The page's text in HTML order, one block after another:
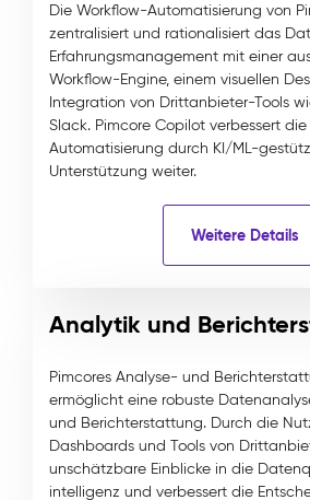
Die Workflow-Automatisierung von
zentralisiert und rationalisiert das
Erfahrungsmanagement mit einer
Workflow-Engine, einem visuellen
Integration von Drittanbieter-Tools
Slack. Pimcore Copilot verbessert die
Automatisierung durch KI/ML-
Unterstützung weiter.
Weitere Details
Analytik und
Pimcores Analyse- und
ermöglicht eine robuste
und Berichterstattung. Durch die
Dashboards und Tools von
unschätzbare Einblicke in die
intelligenz und verbessert die